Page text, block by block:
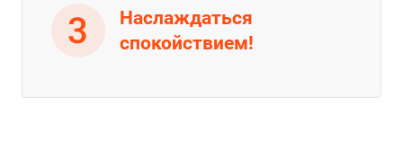
Наслаждаться
спокойствием!